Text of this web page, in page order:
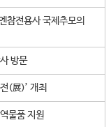
참전용사 국제추모의
방문
(展)’ 개최
물품 지원